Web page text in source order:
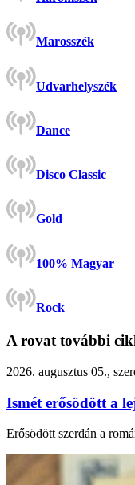
Marosszék
Udvarhelyszék
Dance
Disco Classic
Gold
100% Magyar
Rock
A rovat további
2026. augusztus 05.,
Ismét erősödött a
Erősödött szerdán a